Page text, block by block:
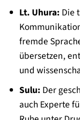
Lt. Uhura: Die
fremde
übersetzen,
und
Sulu: Der
auch Experte